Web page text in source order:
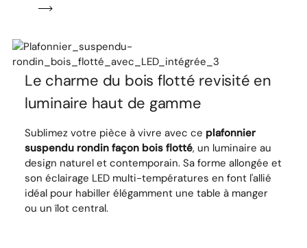
Le charme du bois flotté revisité en
luminaire haut de gamme
Sublimez votre pièce à vivre avec ce plafonnier
suspendu rondin façon bois flotté, un luminaire au
design naturel et contemporain. Sa forme allongée et
son éclairage LED multi-températures en font l'allié
idéal pour habiller élégamment une table à manger
ou un îlot central.